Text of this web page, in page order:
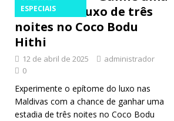
rankings
HOTÉIS E
ESTRELAS
2026 ] Sun
ESPECIAIS
estadia de luxo de três
noites no Coco Bodu
Hithi
12 de abril de 2025
administrador
0
Experimente o epítome do luxo nas
Maldivas com a chance de ganhar uma
estadia de três noites no Coco Bodu